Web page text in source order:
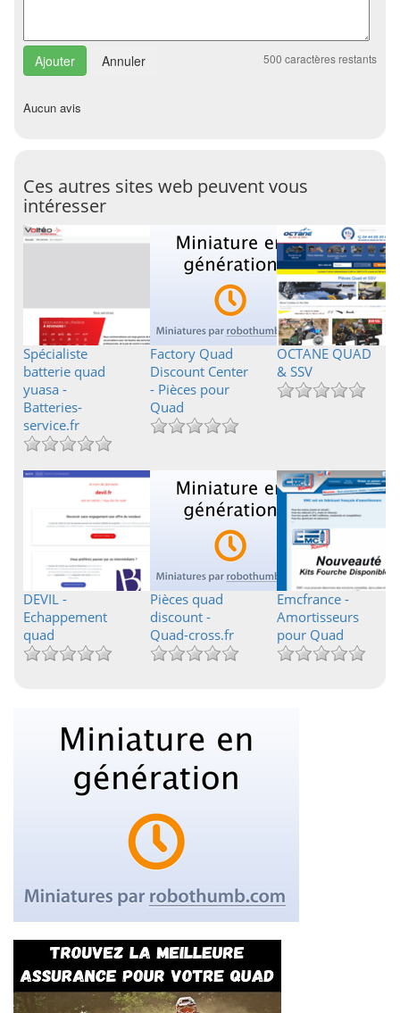
Annuler 500 caractères restants
Aucun avis
Ces autres sites web peuvent vous
intéresser
Spécialiste
batterie quad
yuasa -
Batteries-
service.fr
Factory Quad
Discount Center
- Pièces pour
Quad
OCTANE QUAD
& SSV
DEVIL -
Echappement
quad
Pièces quad
discount -
Quad-cross.fr
Emcfrance -
Amortisseurs
pour Quad